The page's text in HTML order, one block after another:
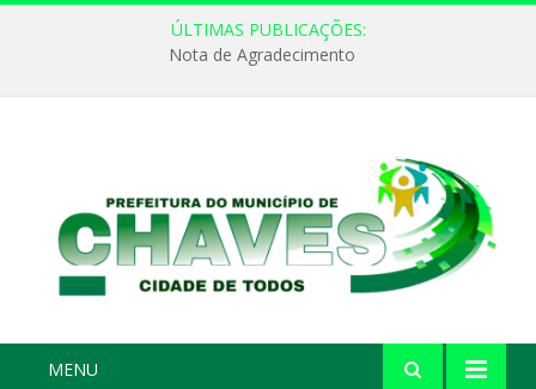
ÚLTIMAS PUBLICAÇÕES:
Nota de Agradecimento
MENU